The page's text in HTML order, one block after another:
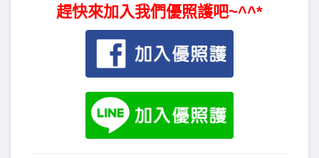
趕快來加入我們優照護吧~^^*